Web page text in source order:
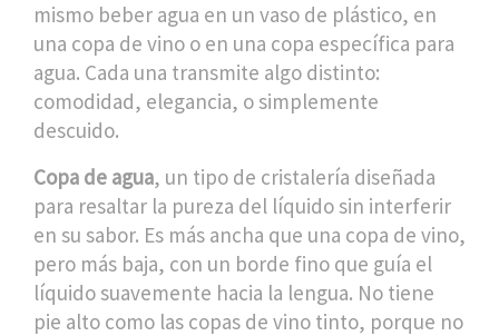
mismo beber agua en un vaso de plástico, en
una copa de vino o en una copa específica para
agua. Cada una transmite algo distinto:
comodidad, elegancia, o simplemente
descuido.
Copa de agua, un tipo de cristalería diseñada
para resaltar la pureza del líquido sin interferir
en su sabor. Es más ancha que una copa de vino,
pero más baja, con un borde fino que guía el
líquido suavemente hacia la lengua. No tiene
pie alto como las copas de vino tinto, porque no